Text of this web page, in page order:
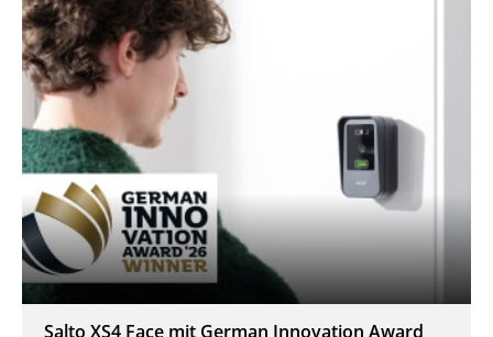
Salto XS4 Face mit German Innovation Award